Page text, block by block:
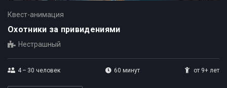
Квест-анимация
Охотники за привидениями
Нестрашный
4 – 30 человек 60 минут от 9+ лет